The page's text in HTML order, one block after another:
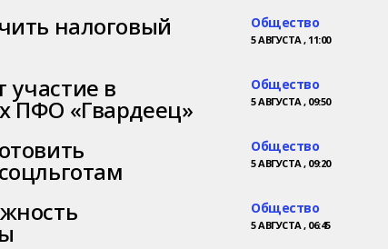
налоговый Общество
5 АВГУСТА , 11:00
в
ПФО «Гвардеец»
Общество
5 АВГУСТА , 09:50
Общество
5 АВГУСТА , 09:20
Общество
5 АВГУСТА , 06:45